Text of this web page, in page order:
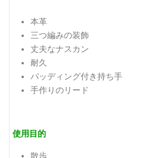
本革
三つ編みの装飾
丈夫なナスカン
耐久
パッディング付き持ち手
手作りのリード
使用目的
散歩